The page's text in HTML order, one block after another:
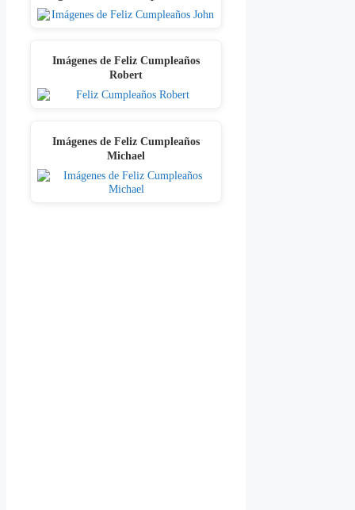
Imágenes de Feliz Cumpleaños
Robert
Imágenes de Feliz Cumpleaños
Michael